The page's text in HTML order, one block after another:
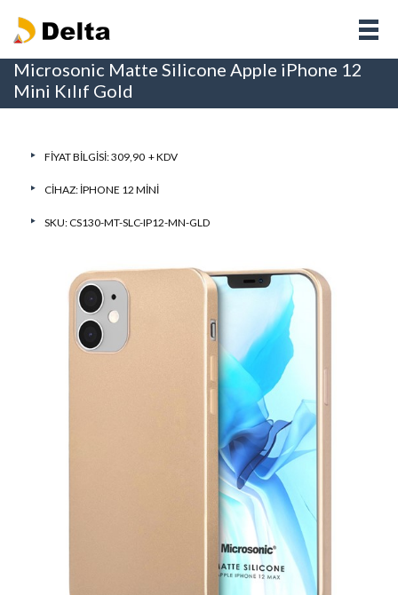
Microsonic Matte Silicone Apple iPhone 12
Mini Kılıf Gold
FIYAT BILGISI: 309,90 + KDV
CIHAZ: IPHONE 12 MINI
SKU: CS130-MT-SLC-IP12-MN-GLD